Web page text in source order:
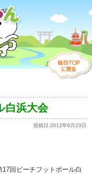
白浜大会
投稿日:2012年6月23日
回ビーチフットボール白